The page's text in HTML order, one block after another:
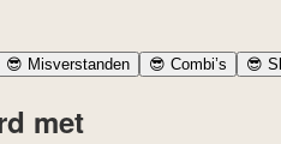
😎 Misverstanden 😎 Combi’s 😎
met